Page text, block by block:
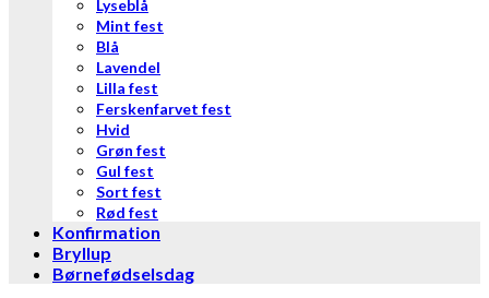
Lyseblå
Mint fest
Blå
Lavendel
Lilla fest
Ferskenfarvet fest
Hvid
Grøn fest
Gul fest
Sort fest
Rød fest
Konfirmation
Bryllup
Børnefødselsdag